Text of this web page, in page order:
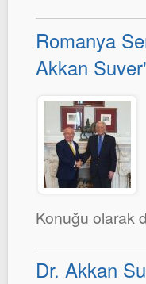
Romanya
Akkan
Konuğu olarak
Dr. Akkan